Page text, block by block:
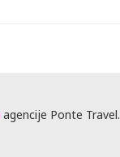
agencije Ponte Travel.